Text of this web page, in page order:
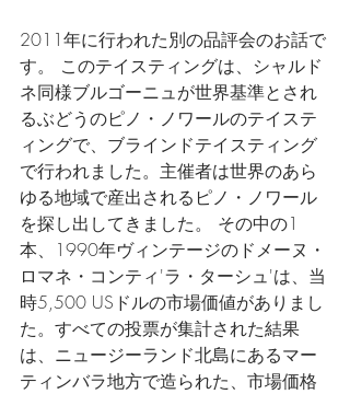
2011年に行われた別の品評会のお話で
す。 このテイスティングは、シャルド
ネ同様ブルゴーニュが世界基準とされ
るぶどうのピノ・ノワールのテイステ
ィングで、ブラインドテイスティング
で行われました。主催者は世界のあら
ゆる地域で産出されるピノ・ノワール
を探し出してきました。 その中の1
本、1990年ヴィンテージのドメーヌ・
ロマネ・コンティ'ラ・ターシュ'は、当
時5,500 USドルの市場価値がありまし
た。すべての投票が集計された結果
は、ニュージーランド北島にあるマー
ティンバラ地方で造られた、市場価格